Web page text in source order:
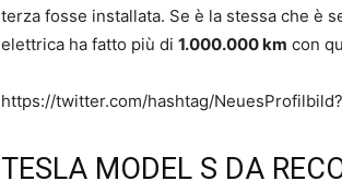
terza fosse installata. Se è la stessa che è
elettrica ha fatto più di 1.000.000 km con
https://twitter.com/hashtag/
TESLA MODEL S DA